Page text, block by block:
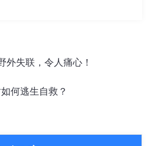
外失联，令人痛心！
何逃生自救？